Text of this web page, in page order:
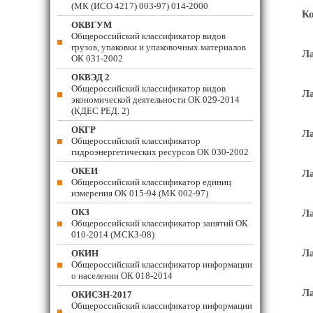
(МК (ИСО 4217) 003-97) 014-2000
ОКВГУМ
Общероссийский классификатор видов
грузов, упаковки и упаковочных материалов
ОК 031-2002
ОКВЭД 2
Общероссийский классификатор видов
экономической деятельности ОК 029-2014
(КДЕС РЕД. 2)
ОКГР
Общероссийский классификатор
гидроэнергетических ресурсов ОК 030-2002
ОКЕИ
Общероссийский классификатор единиц
измерения ОК 015-94 (МК 002-97)
ОКЗ
Общероссийский классификатор занятий ОК
010-2014 (МСКЗ-08)
ОКИН
Общероссийский классификатор информации
о населении ОК 018-2014
ОКИСЗН-2017
Общероссийский классификатор информации